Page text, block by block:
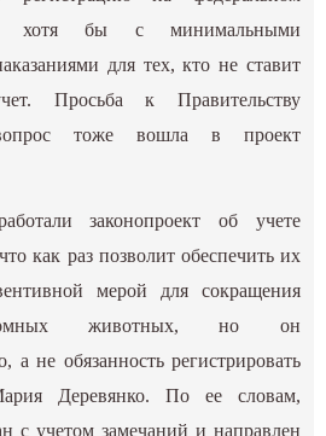
хотя бы с минимальными
для тех, кто не ставит
Просьба к Правительству
тоже вошла в проект
законопроект об учете
как раз позволит обеспечить их
мерой для сокращения
животных, но он
а не обязанность регистрировать
Деревянко. По ее словам,
с учетом замечаний и направлен